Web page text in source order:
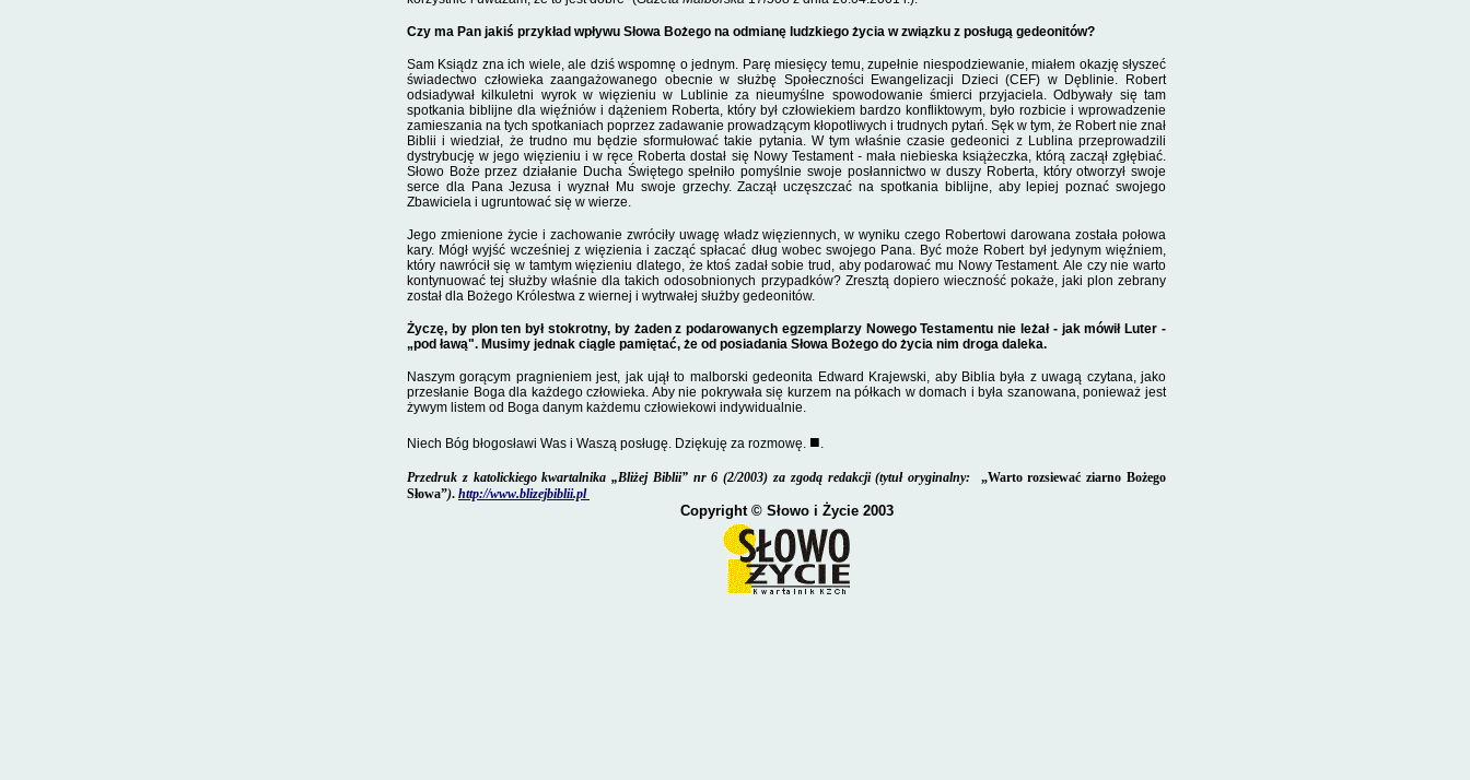
Czy ma Pan jakiś przykład wpływu Słowa Bożego na odmianę ludzkiego życia w związku z posługą gedeonitów?
Sam Ksiądz zna ich wiele, ale dziś wspomnę o jednym. Parę miesięcy temu, zupełnie niespodziewa­nie, miałem okazję słyszeć
świadectwo człowieka zaan­gażowanego obecnie w służbę Społeczności Ewangeli­zacji Dzieci (CEF) w Dęblinie. Robert
odsiadywał kil­kuletni wyrok w więzieniu w Lublinie za nieumyślne spowodowanie śmierci przyjaciela. Odbywały się tam
spotkania biblijne dla więźniów i dążeniem Rober­ta, który był człowiekiem bardzo konfliktowym, było rozbicie i wprowadzenie
zamieszania na tych spotka­niach poprzez zadawanie prowadzącym kłopotliwych i trudnych py­tań. Sęk w tym, że Robert nie znał
Biblii i wiedział, że trudno mu będzie sformułować takie py­tania. W tym właśnie czasie gedeonici z Lublina prze­prowadzili
dystrybucję w jego więzieniu i w ręce Roberta dostał się Nowy Testament-mała niebieska książeczka, któ­rą zaczął zgłębiać.
Słowo Boże przez działanie Ducha Świętego spełniło pomyślnie swoje posłannictwo w du­szy Roberta, który otworzył swoje
serce dla Pana Jezu­sa i wyznał Mu swoje grzechy. Zaczął uczęszczać na spo­tkania biblijne, aby lepiej poznać swojego
Zbawiciela i ugruntować się w wierze.
Jego zmienione życie i zachowanie zwróciły uwagę władz więziennych, w wyniku czego Robertowi darowa­na została połowa
kary. Mógł wyjść wcześniej z więzie­nia i zacząć spłacać dług wobec swojego Pana. Być mo­że Robert był jedynym więźniem,
który nawrócił się w tamtym więzieniu dlatego, że ktoś zadał sobie trud, aby podarować mu Nowy Testament. Ale czy nie warto
kontynuować tej służby właśnie dla takich odosobnionych przypad­ków? Zresztą dopiero wieczność pokaże, jaki plon ze­brany
został dla Bożego Królestwa z wiernej i wytrwa­łej służby gedeonitów.
Życzę, by plon ten był stokrotny, by żaden z podarowanych egzemplarzy Nowego Testamentu nie leżał - jak mówił Luter -
„pod ławą". Musimy jed­nak ciągle pamiętać, że od posiadania Słowa Bożego do życia nim droga daleka.
Naszym gorącym pragnieniem jest, jak ujął to malborski gedeonita Edward Krajewski, aby Biblia była z uwagą czytana, jako
przesłanie Boga dla każdego czło­wieka. Aby nie pokrywała się kurzem na półkach w do­mach i była szanowana, ponieważ jest
żywym listem od Boga danym każdemu człowiekowi indywidualnie.
Niech Bóg błogosławi Was i Waszą posługę. Dzięku­ję za rozmowę. ■.
Przedruk z katolickiego kwartalnika „Bliżej Biblii” nr 6 (2/2003) za zgodą redakcji (tytuł oryginalny: „Warto rozsiewać ziarno Bożego
Słowa”). http://www.blizejbiblii.pl
Copyright © Słowo i Życie 2003